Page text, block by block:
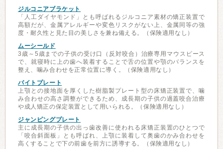
ジルコニアブラケット
「人工ダイヤモンド」とも呼ばれるジルコニア素材の矯正装置で
高額だが、金属アレルギーや変色リスクがない上、金属同等の強
度・耐久性と見た目の美しさを兼ね備える。（保険適用なし）
ムーシールド
3歳～5歳までの子供の受け口（反対咬合）治療専用マウスピース
で、就寝時に上の歯へ装着することで舌の位置や顎のバランスを
整え、噛み合わせを正常位置に導く。（保険適用なし）
バイトプレート
上顎との接地面を厚くした樹脂製プレート型の床矯正装置で、噛
み合わせの高さ調整ができるため、成長期の子供の過蓋咬合治療
や成人矯正の保定装置として用いられる。（保険適用なし）
ジャンピングプレート
主に成長期の子供の出っ歯改善に使われる床矯正装置のひとつで
「咬合斜面板」とも呼ばれ、上顎に装着して奥歯のかみ合わせを
高くすることで下の前歯を前方に誘導する。（保険適用なし）